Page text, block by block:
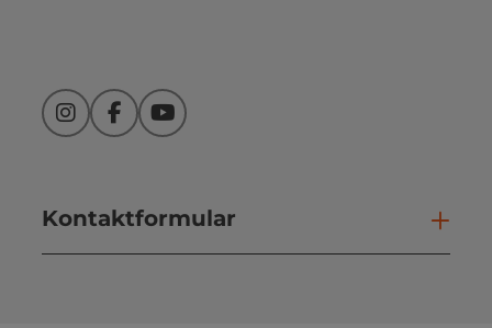
InstagramFacebookYouTube
Kontaktformular